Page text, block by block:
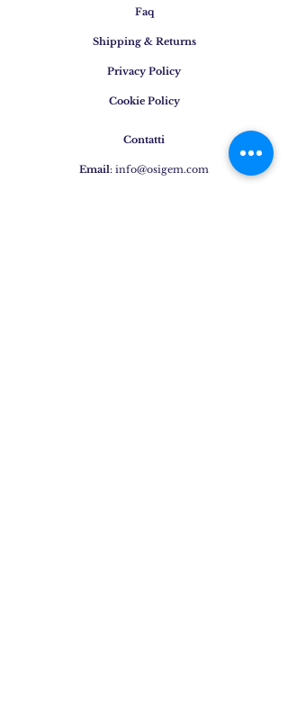
Faq
Shipping & Returns
Privacy Policy
Cookie Policy
Contatti
Email: info@osigem.com